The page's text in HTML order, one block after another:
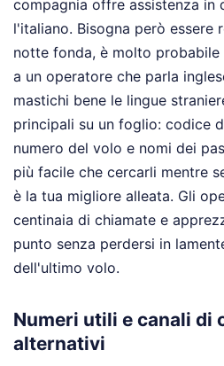
compagnia offre assistenza in
l'italiano. Bisogna però essere
notte fonda, è molto
a un operatore che parla
mastichi bene le lingue
principali su un foglio: codice
numero del volo e nomi dei
più facile che cercarli mentre
è la tua migliore alleata. Gli
centinaia di chiamate e
punto senza perdersi in
dell'ultimo volo.
Numeri utili e canali di
alternativi